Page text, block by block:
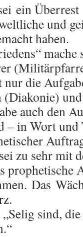
ein
und
haben.
die
(Diakonie)
auch den
– in Wort und
zu sehr mit
prophetische
Das
sind,